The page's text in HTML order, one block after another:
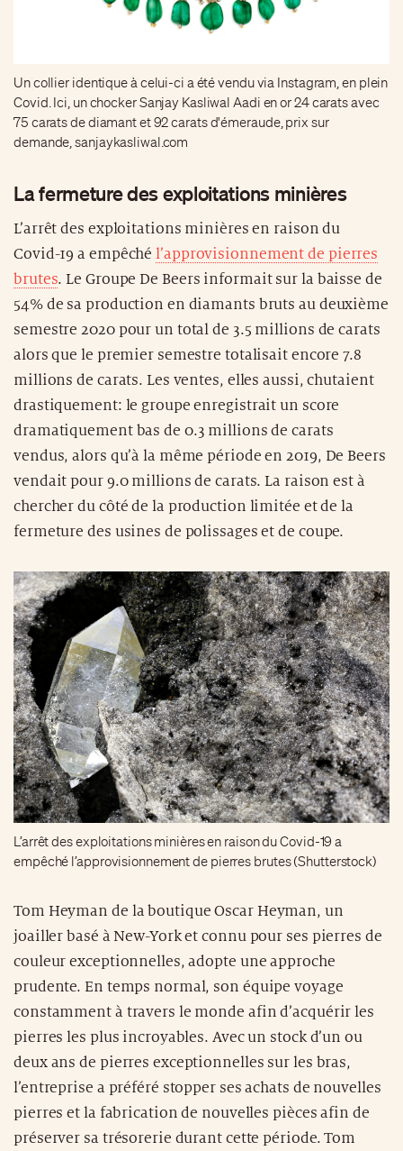
Un collier identique à celui-ci a été vendu via Instagram, en plein
Covid. Ici, un chocker Sanjay Kasliwal Aadi en or 24 carats avec
75 carats de diamant et 92 carats d'émeraude, prix sur
demande, sanjaykasliwal.com
La fermeture des exploitations minières
L’arrêt des exploitations minières en raison du
Covid-19 a empêchél’approvisionnement de pierres
brutes. Le Groupe De Beers informait sur la baisse de
54% de sa production en diamants bruts au deuxième
semestre 2020 pour un total de 3.5 millions de carats
alors que le premier semestre totalisait encore 7.8
millions de carats. Les ventes, elles aussi, chutaient
drastiquement: le groupe enregistrait un score
dramatiquement bas de 0.3 millions de carats
vendus, alors qu’à la même période en 2019, De Beers
vendait pour 9.0 millions de carats. La raison est à
chercher du côté de la production limitée et de la
fermeture des usines de polissages et de coupe.
L’arrêt des exploitations minières en raison du Covid-19 a
empêché l’approvisionnement de pierres brutes (Shutterstock)
Tom Heyman de la boutique Oscar Heyman, un
joailler basé à New-York et connu pour ses pierres de
couleur exceptionnelles, adopte une approche
prudente. En temps normal, son équipe voyage
constamment à travers le monde afin d’acquérir les
pierres les plus incroyables. Avec un stock d’un ou
deux ans de pierres exceptionnelles sur les bras,
l’entreprise a préféré stopper ses achats de nouvelles
pierres et la fabrication de nouvelles pièces afin de
préserver sa trésorerie durant cette période. Tom